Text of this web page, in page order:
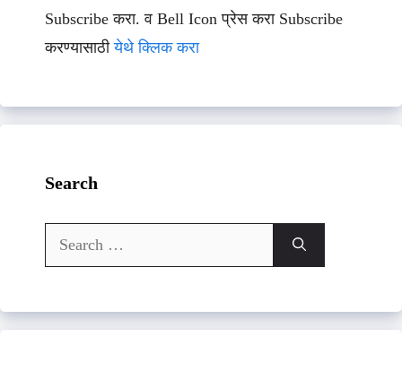
Subscribe करा. व Bell Icon प्रेस करा Subscribe
करण्यासाठीयेथे क्लिक करा
Search
Search
for: